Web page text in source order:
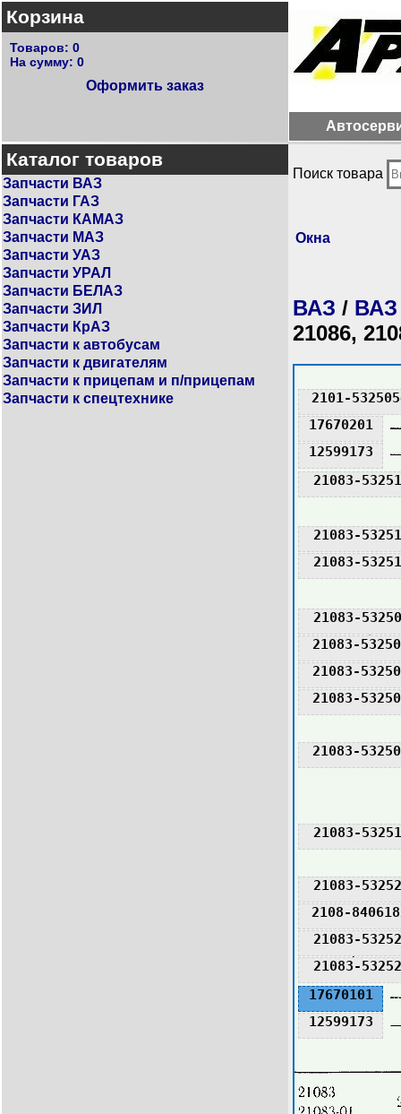
Корзина
Товаров: 0
На сумму: 0
Оформить заказ
Каталог товаров
Запчасти ВАЗ
Запчасти ГАЗ
Запчасти КАМАЗ
Запчасти МАЗ
Запчасти УАЗ
Запчасти УРАЛ
Запчасти БЕЛАЗ
Запчасти ЗИЛ
Запчасти КрАЗ
Запчасти к автобусам
Запчасти к двигателям
Запчасти к прицепам и п/прицепам
Запчасти к спецтехнике
Поиск товара
Окна
ВАЗ / ВАЗ
21086,
12599173
12599173
17670101
17670201
2101-
2108-
21083-
21083-
21083-
21083-
21083-
21083-
21083-
21083-
21083-
21083-
21083-
21083-